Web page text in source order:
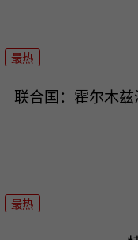
最热
联合国：霍尔木
最热